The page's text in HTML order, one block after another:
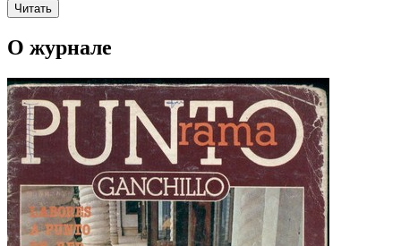
Читать
О журнале